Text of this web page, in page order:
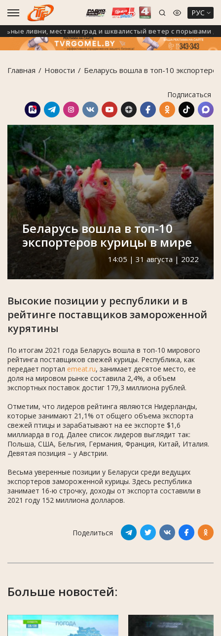
РУС
ливни, местами град и шквалистый ветер с порывами до 24
Главная Новости Беларусь вошла в топ-10
Подписаться
Беларусь вошла в топ-10
экспортеров курицы в мире
14:05 | 31 августа | 2022
Высокие позиции у республики и в
рейтинге поставщиков замороженной
курятины
По итогам 2021 года Беларусь вошла в топ-10 мирового
рейтинга поставщиков свежей курицы. Республика, как
передает портал emeat.ru, занимает десятое место, ее
доля на мировом рынке составила 2,4%, а объем
экспортных поставок достиг 179,3 миллиона рублей.
Отметим, что лидеров рейтинга являются Нидерланды,
которые занимают 21,1% от общего объема экспорта
свежей птицы и зарабатывают на ее экспорте $1,6
миллиарда в год. Далее список лидеров выглядит так:
Польша, США, Бельгия, Германия, Франция, Китай, Италия.
Девятая позиция – у Австрии.
Весьма уверенные позиции у Беларуси среди ведущих
экспортеров замороженной курицы. Здесь республика
занимает 16-ю строчку, доходы от экспорта составили в
2021 году 152 миллиона долларов.
Поделиться
Больше новостей: